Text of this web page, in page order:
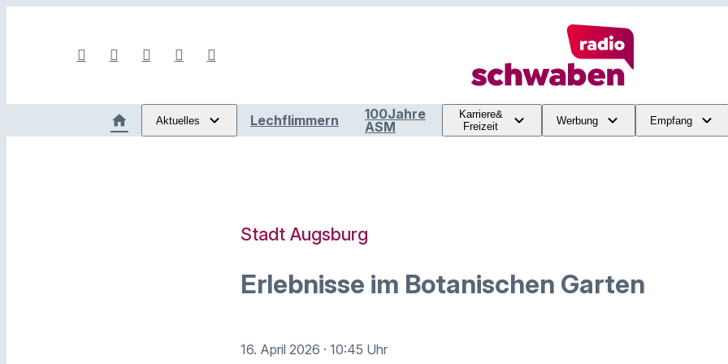
Aktuelles Lechflimmern
100Jahre
ASM
Karriere&
Freizeit
Werbung Empfang
Stadt Augsburg
Erlebnisse im Botanischen Garten
16. April 2026 · 10:45 Uhr